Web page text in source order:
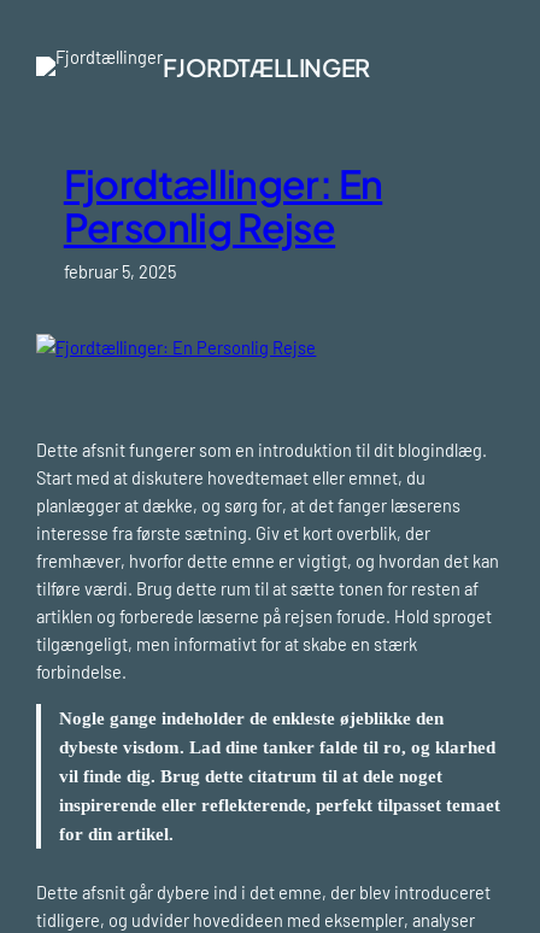
indhold
FJORDTÆLLINGER
Fjordtællinger: En
Personlig Rejse
februar 5, 2025
Dette afsnit fungerer som en introduktion til dit blogindlæg.
Start med at diskutere hovedtemaet eller emnet, du
planlægger at dække, og sørg for, at det fanger læserens
interesse fra første sætning. Giv et kort overblik, der
fremhæver, hvorfor dette emne er vigtigt, og hvordan det kan
tilføre værdi. Brug dette rum til at sætte tonen for resten af
artiklen og forberede læserne på rejsen forude. Hold sproget
tilgængeligt, men informativt for at skabe en stærk
forbindelse.
Nogle gange indeholder de enkleste øjeblikke den
dybeste visdom. Lad dine tanker falde til ro, og klarhed
vil finde dig. Brug dette citatrum til at dele noget
inspirerende eller reflekterende, perfekt tilpasset temaet
for din artikel.
Dette afsnit går dybere ind i det emne, der blev introduceret
tidligere, og udvider hovedideen med eksempler, analyser